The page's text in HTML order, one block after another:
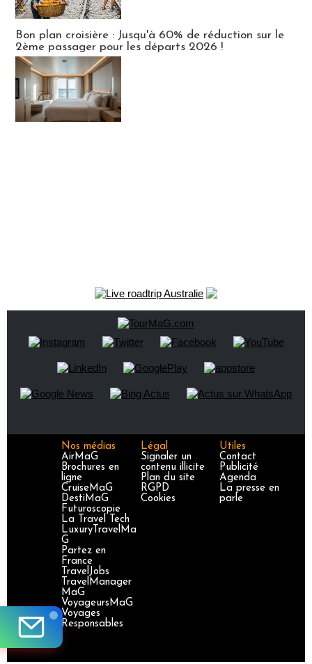
Bon plan croisière : Jusqu'à 60% de réduction sur le
2ème passager pour les départs 2026 !
Nos médias
AirMaG
Brochures en
ligne
CruiseMaG
DestiMaG
Futuroscopie
La Travel Tech
LuxuryTravelMa
G
Partez en
France
TravelJobs
TravelManager
MaG
VoyageursMaG
Voyages
Responsables
Légal
Signaler un
contenu illicite
Plan du site
RGPD
Cookies
Utiles
Contact
Publicité
Agenda
La presse en
parle